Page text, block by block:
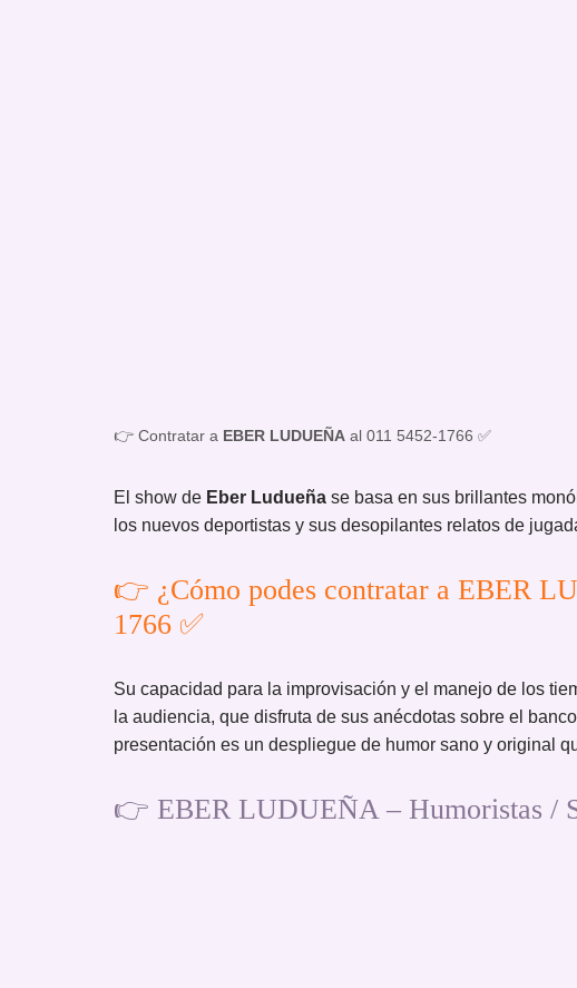
👉 Contratar a EBER LUDUEÑA al 011 5452-1766 ✅
El show de Eber Ludueña se basa en sus brillantes
los nuevos deportistas y sus desopilantes relatos de
👉 ¿Cómo podes contratar a EBER
1766 ✅
Su capacidad para la improvisación y el manejo de los
la audiencia, que disfruta de sus anécdotas sobre el
presentación es un despliegue de humor sano y original
👉 EBER LUDUEÑA – Humoristas /